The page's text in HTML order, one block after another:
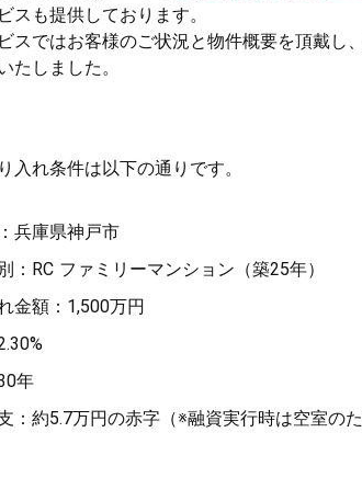
スも提供しております。
スではお客様のご状況と物件概要を頂戴し
たしました。
入れ条件は以下の通りです。
兵庫県神戸市
：RC ファミリーマンション（築25年）
金額：1,500万円
年
：約5.7万円の赤字（※融資実行時は空室の